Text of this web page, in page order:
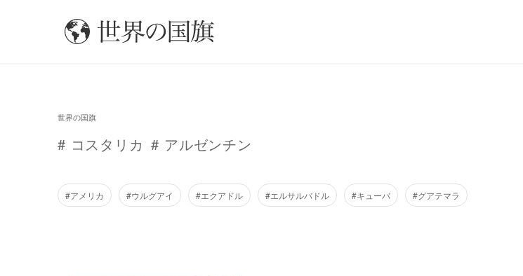
世界の国旗
# コスタリカ # アルゼンチン
#アメリカ #ウルグアイ #エクアドル #エルサルバドル #キューバ #グアテマラ